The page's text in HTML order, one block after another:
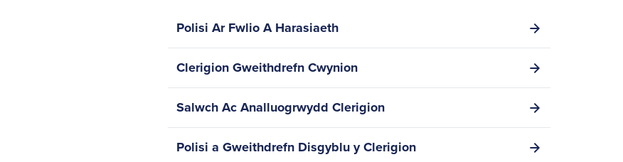
Polisi Ar Fwlio A Harasiaeth
Clerigion Gweithdrefn Cwynion
Salwch Ac Analluogrwydd Clerigion
Polisi a Gweithdrefn Disgyblu y Clerigion